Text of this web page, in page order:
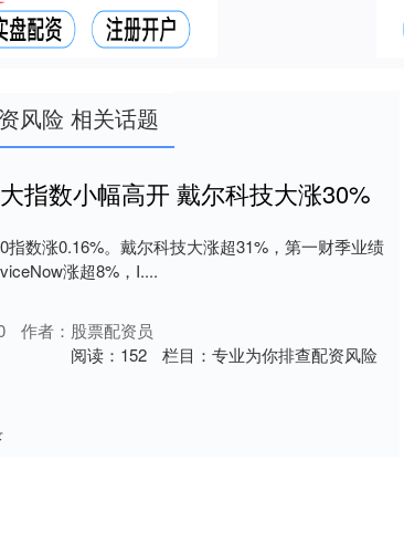
风险 相关话题
指数小幅高开 戴尔科技大涨30%
数涨0.16%。戴尔科技大涨超31%，第一财季业绩
涨超8%，I....
作者：股票配资员
阅读： 152 栏目： 专业为你排查配资风险